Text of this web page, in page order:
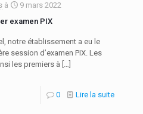
à
9 mars 2022
examen PIX
notre établissement a eu le
session d’examen PIX. Les
les premiers à […]
0 Lire la suite